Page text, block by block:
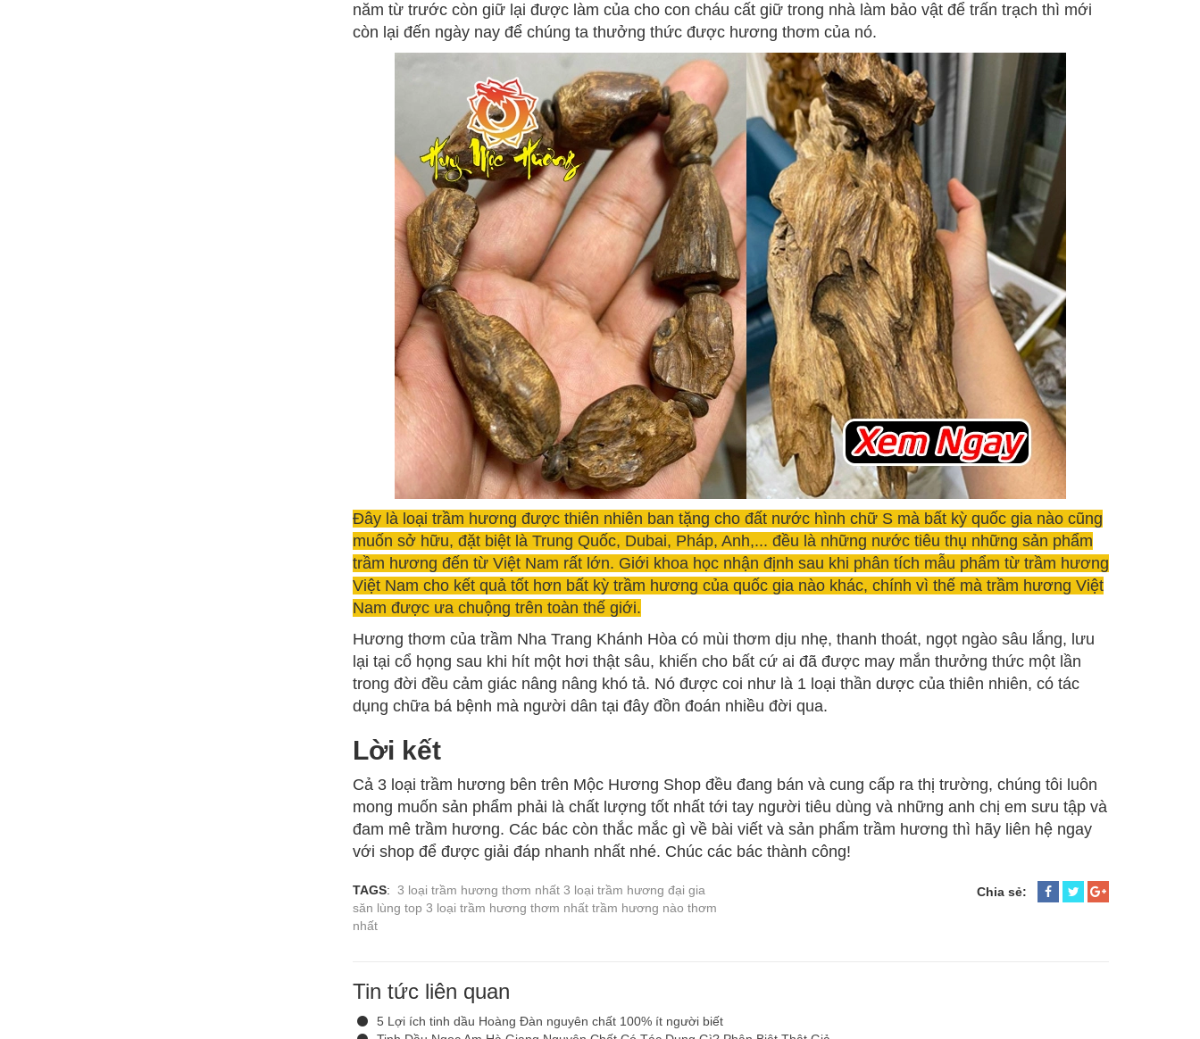
năm từ trước còn giữ lại được làm của cho con cháu cất giữ trong nhà làm bảo vật để trấn trạch thì mới
còn lại đến ngày nay để chúng ta thưởng thức được hương thơm của nó.
Đây là loại trầm hương được thiên nhiên ban tặng cho đất nước hình chữ S mà bất kỳ quốc gia nào cũng
muốn sở hữu, đặt biệt là Trung Quốc, Dubai, Pháp, Anh,... đều là những nước tiêu thụ những sản phẩm
trầm hương đến từ Việt Nam rất lớn. Giới khoa học nhận định sau khi phân tích mẫu phẩm từ trầm hương
Việt Nam cho kết quả tốt hơn bất kỳ trầm hương của quốc gia nào khác, chính vì thế mà trầm hương Việt
Nam được ưa chuộng trên toàn thế giới.
Hương thơm của trầm Nha Trang Khánh Hòa có mùi thơm dịu nhẹ, thanh thoát, ngọt ngào sâu lắng, lưu
lại tại cổ họng sau khi hít một hơi thật sâu, khiến cho bất cứ ai đã được may mắn thưởng thức một lần
trong đời đều cảm giác nâng nâng khó tả. Nó được coi như là 1 loại thần dược của thiên nhiên, có tác
dụng chữa bá bệnh mà người dân tại đây đồn đoán nhiều đời qua.
Lời kết
Cả 3 loại trầm hương bên trên Mộc Hương Shop đều đang bán và cung cấp ra thị trường, chúng tôi luôn
mong muốn sản phẩm phải là chất lượng tốt nhất tới tay người tiêu dùng và những anh chị em sưu tập và
đam mê trầm hương. Các bác còn thắc mắc gì về bài viết và sản phẩm trầm hương thì hãy liên hệ ngay
với shop để được giải đáp nhanh nhất nhé. Chúc các bác thành công!
TAGS: 3 loại trầm hương thơm nhất 3 loại trầm hương đại gia
săn lùng top 3 loại trầm hương thơm nhất trầm hương nào thơm
nhất
Chia sẻ:
Tin tức liên quan
5 Lợi ích tinh dầu Hoàng Đàn nguyên chất 100% ít người biết